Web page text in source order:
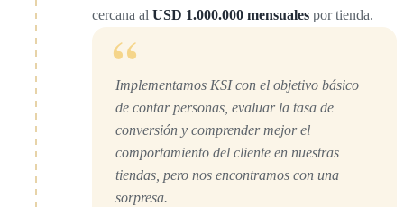
cercana al USD 1.000.000 mensuales por tienda.
“
Implementamos KSI con el objetivo básico
de contar personas, evaluar la tasa de
conversión y comprender mejor el
comportamiento del cliente en nuestras
tiendas, pero nos encontramos con una
sorpresa.